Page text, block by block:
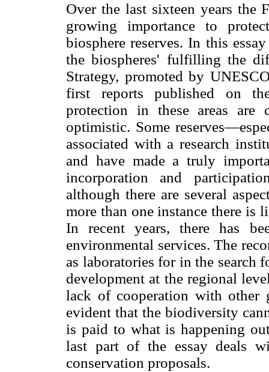
Over the last sixteen years the
growing importance to
biosphere reserves. In this
the biospheres' fulfilling the
Strategy, promoted by
first reports published on
protection in these areas are
optimistic. Some
associated with a research
and have made a truly
incorporation and
although there are several
more than one instance there is
In recent years, there has
environmental services. The
as laboratories for in the search
development at the regional
lack of cooperation with other
evident that the biodiversity
is paid to what is happening
last part of the essay deals
conservation proposals.